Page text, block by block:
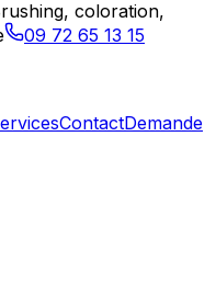
coloration,
09 72 65 13 15
ContactDemande